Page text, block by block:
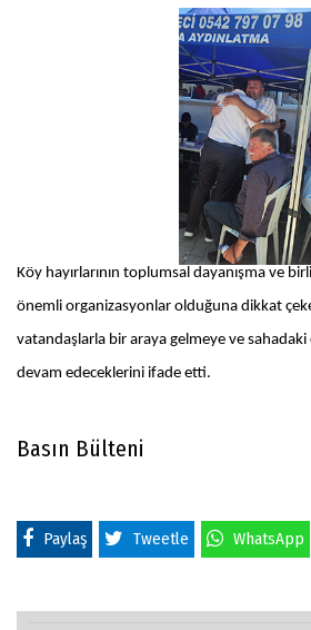
Köy hayırlarının toplumsal dayanışma ve
önemli organizasyonlar olduğuna dikkat
vatandaşlarla bir araya gelmeye ve sahadaki
devam edeceklerini ifade etti.
Basın Bülteni
Paylaş Tweetle WhatsApp